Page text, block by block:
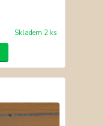
Skladem 2 ks